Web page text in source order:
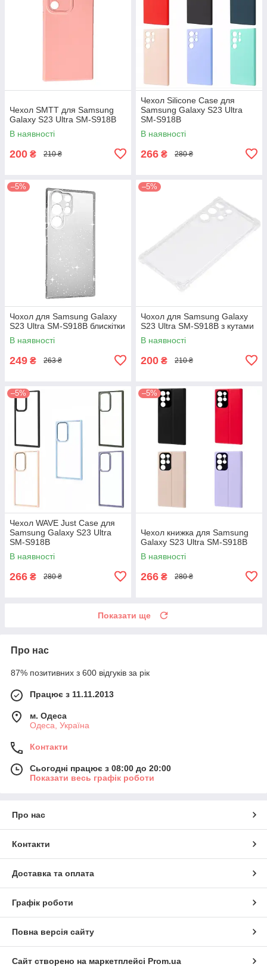
Чехол SMTT для Samsung
Galaxy S23 Ultra SM-S918B
В наявності
200 ₴ 210 ₴
Чехол Silicone Case для
Samsung Galaxy S23 Ultra
SM-S918B
В наявності
266 ₴ 280 ₴
–5%
Чохол для Samsung Galaxy
S23 Ultra SM-S918B блискітки
В наявності
249 ₴ 263 ₴
–5%
Чохол для Samsung Galaxy
S23 Ultra SM-S918B з кутами
В наявності
200 ₴ 210 ₴
–5%
Чехол WAVE Just Case для
Samsung Galaxy S23 Ultra
SM-S918B
В наявності
266 ₴ 280 ₴
–5%
Чехол книжка для Samsung
Galaxy S23 Ultra SM-S918B
В наявності
266 ₴ 280 ₴
Показати ще
Про нас
87% позитивних з 600 відгуків за рік
Працює з 11.11.2013
м. Одеса
Одеса, Україна
Контакти
Сьогодні працює з 08:00 до 20:00
Показати весь графік роботи
Про нас
Контакти
Доставка та оплата
Графік роботи
Повна версія сайту
Сайт створено на маркетплейсі Prom.ua